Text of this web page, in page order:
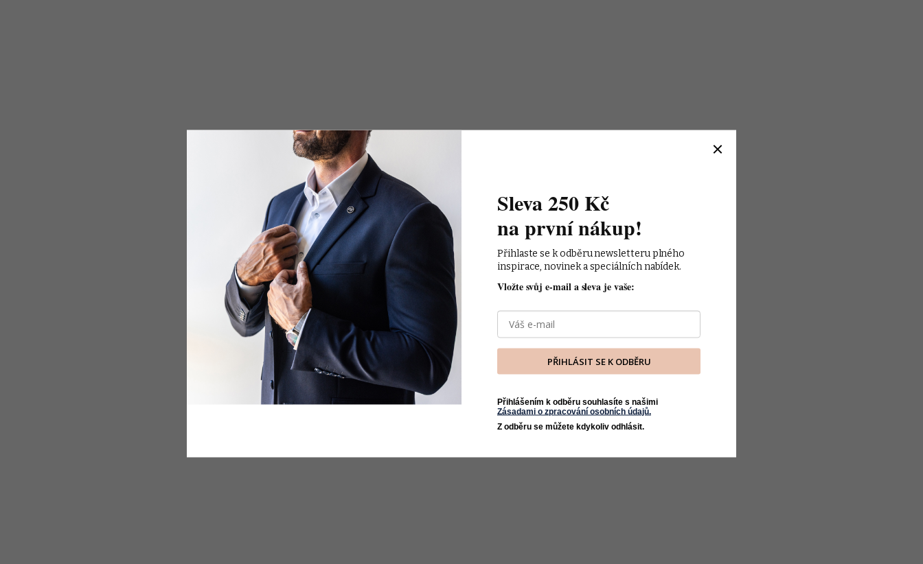
Sleva 250 Kč
na první nákup!
Přihlaste se k odběru newsletteru plného
inspirace, novinek a speciálních nabídek.
Vložte svůj e-mail a sleva je vaše:
PŘIHLÁSIT SE K ODBĚRU
Přihlášením k odběru souhlasíte s našimi
Zásadami o zpracování osobních údajů.
Z odběru se můžete kdykoliv odhlásit.